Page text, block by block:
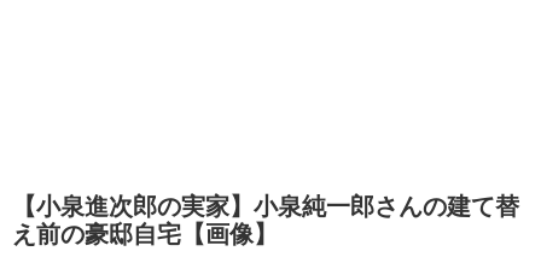
【小泉進次郎の実家】小泉純一郎さんの建て替
え前の豪邸自宅【画像】